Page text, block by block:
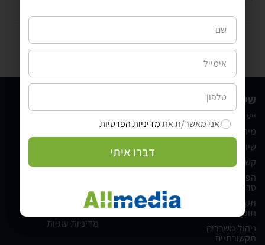
שירותים
ייעוץ תקשורתי
מיתוג מעסיק
שיווק דיגיטלי לעסקים
קשרי משפיענים
הפקת סרטונים, הפקת
סרטי תדמית ותוכן וידאו
תקשורת שיווקית וניהול
תוכן מותגי
ניהול משברים
תקשורתיים
הצהרת נגישות
מדיניות פרטיות
מדיניות עוגיות
אני מאשר/ת אתמדיניות הפרטיות
דברו איתי